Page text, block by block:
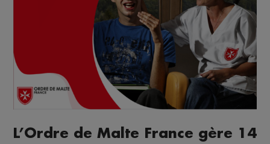
L’Ordre de Malte France gère 14